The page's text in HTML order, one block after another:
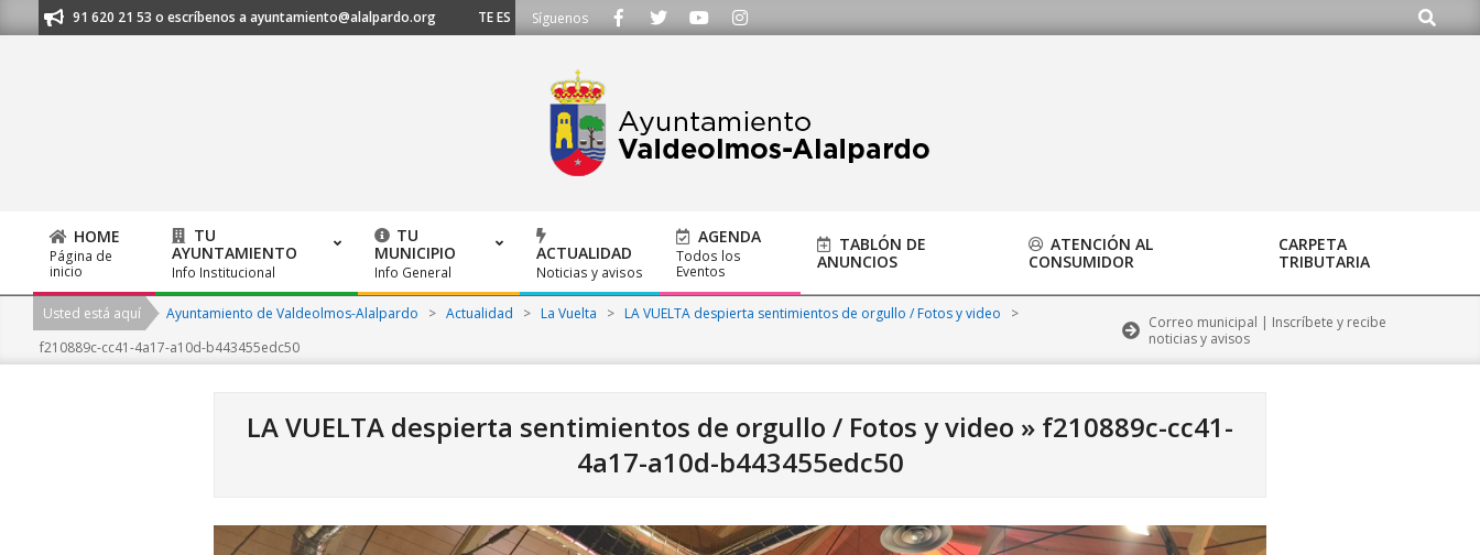
to
al 91 620 21 53 o escríbenos a ayuntamiento@alalpardo.org TE ESCUCHAMOS - Llámanos al 91 620 21 53 o escríbenos a ayuntamiento@alalpardo.org
Síguenos Buscar
Primary
Navigation
Menu
HOME
Página de
inicio
TU
AYUNTAMIENTO
Info Institucional
TU
MUNICIPIO
Info General
ACTUALIDAD
Noticias y avisos
AGENDA
Todos los
Eventos
TABLÓN DE
ANUNCIOS
ATENCIÓN AL
CONSUMIDOR
CARPETA
TRIBUTARIA
Usted está aquí Ayuntamiento de Valdeolmos-Alalpardo > Actualidad > La Vuelta > LA VUELTA despierta sentimientos de orgullo / Fotos y video
>
f210889c-cc41-4a17-a10d-b443455edc50
Correo municipal | Inscríbete y recibe
noticias y avisos
LA VUELTA despierta sentimientos de orgullo / Fotos y video » f210889c-cc41-
4a17-a10d-b443455edc50